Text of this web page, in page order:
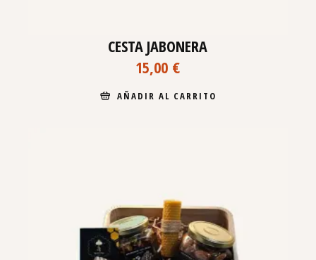
CESTA JABONERA
15,00 €
AÑADIR AL CARRITO